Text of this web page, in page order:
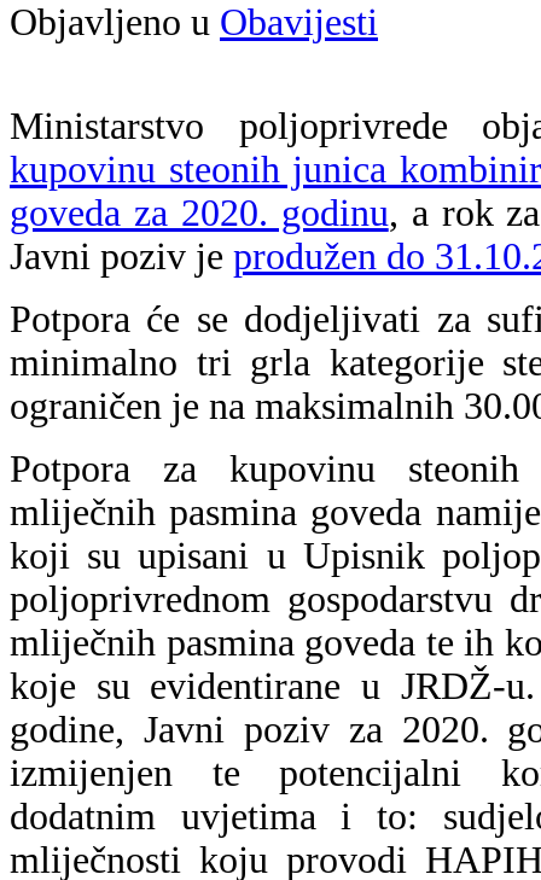
Objavljeno u Obavijesti
Ministarstvo poljoprivrede
kupovinu steonih junica
goveda za 2020. godinu, a rok
Javni poziv je produžen do
Potpora će se dodjeljivati za
minimalno tri grla kategorije
ograničen je na maksimalnih
Potpora za kupovinu
mliječnih pasmina goveda
koji su upisani u Upisnik
poljoprivrednom gospodarstvu
mliječnih pasmina goveda te ih
koje su evidentirane u JRDŽ-
godine, Javni poziv za 2020.
izmijenjen te potencijalni
dodatnim uvjetima i to:
mliječnosti koju provodi